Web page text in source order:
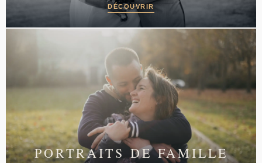
DÉCOUVRIR
PORTRAITS DE FAMILLE